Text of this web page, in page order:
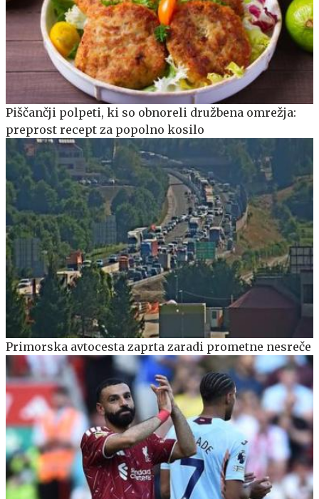
Piščančji polpeti, ki so obnoreli družbena omrežja:
preprost recept za popolno kosilo
Primorska avtocesta zaprta zaradi prometne nesreče